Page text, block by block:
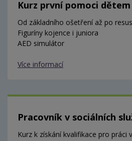
Kurz první pomoci dětem
Od základního ošetření až po
Figuríny kojence i juniora
AED simulátor
Více informací
Pracovník v sociálních
Kurz k získání kvalifikace pro práci